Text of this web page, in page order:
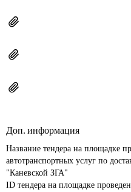
Доп. информация
Название тендера на площадке
автотранспортных услуг по
"Каневской ЗГА"
ID тендера на площадке